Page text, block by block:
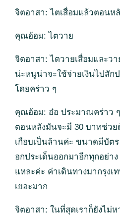
จิตอาสา: ไตเสื่อมแล้วตอนห
คุณอ้อม: ไตวาย
จิตอาสา: ไตวายเสื่อมและว
น่ะหนูน่าจะใช้จ่ายเงินไปสัก
โดยคร่าว ๆ
คุณอ้อม: อ๋อ ประมาณคร่าว
ตอนหลังมันจะมี 30 บาทช่ว
เกือบเป็นล้านค่ะ ขนาดมีบัต
อกประเด็นออกมาอีกทุกอย่า
แหละค่ะ ค่าเดินทางมากรุงเ
เยอะมาก
จิตอาสา: ในที่สุดเราก็ยังไม่